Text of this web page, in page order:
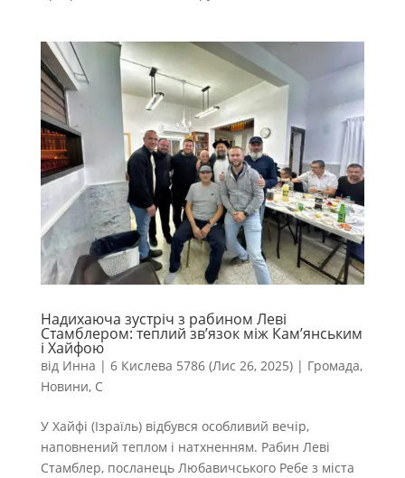
Надихаюча зустріч з рабином Леві
Стамблером: теплий зв’язок між Кам’янським
і Хайфою
від Инна | 6 Кислева 5786 (Лис 26, 2025)| Громада,
Новини, С
У Хайфі (Ізраїль) відбувся особливий вечір,
наповнений теплом і натхненням. Рабин Леві
Стамблер, посланець Любавичського Ребе з міста